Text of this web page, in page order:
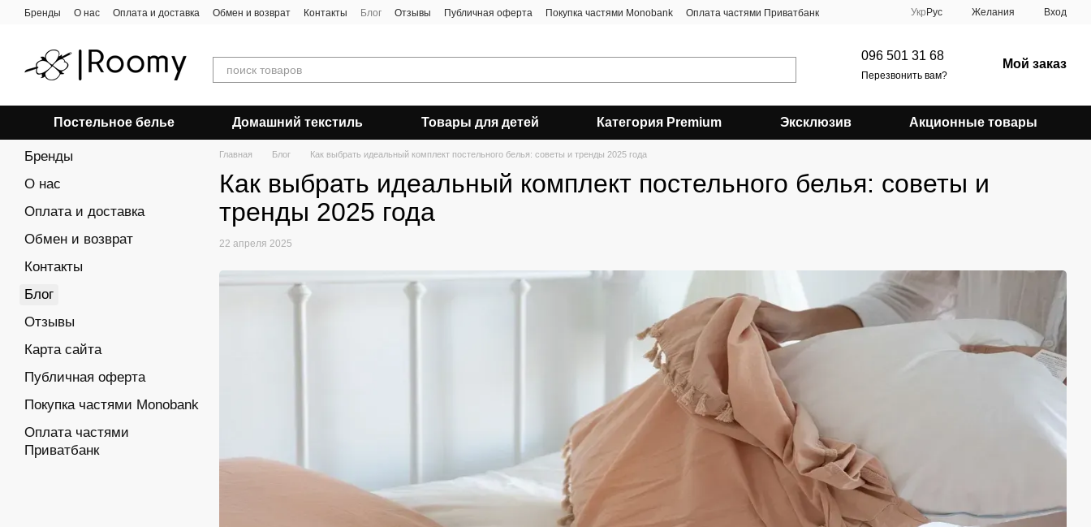
Перейти к основному контенту
Бренды О нас Оплата и доставка Обмен и возврат Контакты Блог Отзывы Публичная оферта Покупка частями Monobank Оплата частями Приватбанк Укр Рус Желания Вход
096 501 31 68
Перезвонить вам?
Мой заказ
Постельное белье Домашний текстиль Товары для детей Категория Premium Эксклюзив Акционные товары
Главная Блог Как выбрать идеальный комплект постельного белья: советы и тренды 2025 года
Как выбрать идеальный комплект постельного белья: советы и
тренды 2025 года
22 апреля 2025
Бренды
О нас
Оплата и доставка
Обмен и возврат
Контакты
Блог
Отзывы
Карта сайта
Публичная оферта
Покупка частями Monobank
Оплата частями
Приватбанк